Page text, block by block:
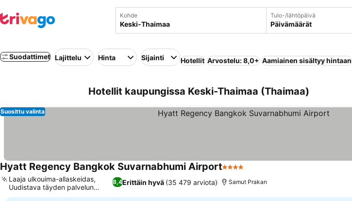
Kohde Tulo-/lähtöpäivä
Päivämäärät
Suodattimet Lajittelu Hinta Sijainti Hotellit Arvostelu: 8,0+ Aamiainen sisältyy hintaan
Hotellit kaupungissa Keski-Thaimaa (Thaimaa)
Suosittu valinta
Hyatt Regency Bangkok Suvarnabhumi Airport4 Tähtiluokitus
8,4Erittäin hyvä (35 479 arviota)
Laaja ulkouima-allaskeidas,
Uudistava täyden palvelun
kylpylä
Samut Prakan